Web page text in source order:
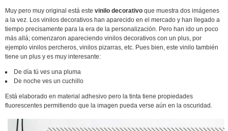
Muy pero muy original está este vinilo decorativo que muestra dos imágenes
a la vez. Los vinilos decorativos han aparecido en el mercado y han llegado a
tiempo precisamente para la era de la personalización. Pero han ido un poco
más allá; comenzaron apareciendo vinilos decorativos con un plus, por
ejemplo vinilos percheros, vinilos pizarras, etc. Pues bien, este vinilo también
tiene un plus y es muy interesante:
De día tú ves una pluma
De noche ves un cuchillo
Está elaborado en material adhesivo pero la tinta tiene propiedades
fluorescentes permitiendo que la imagen pueda verse aún en la oscuridad.